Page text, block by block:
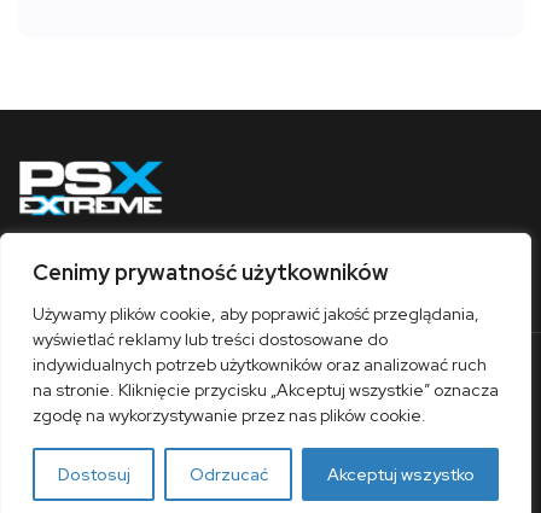
Cenimy prywatność użytkowników
Używamy plików cookie, aby poprawić jakość przeglądania,
wyświetlać reklamy lub treści dostosowane do
indywidualnych potrzeb użytkowników oraz analizować ruch
na stronie. Kliknięcie przycisku „Akceptuj wszystkie” oznacza
zgodę na wykorzystywanie przez nas plików cookie.
Dostosuj Odrzucać Akceptuj wszystko
Obserwuj nas
O nas Współpraca Kontakt
Sklep
Polityka prywatności
Regulamin
© 1997-2026 / PSX Extreme